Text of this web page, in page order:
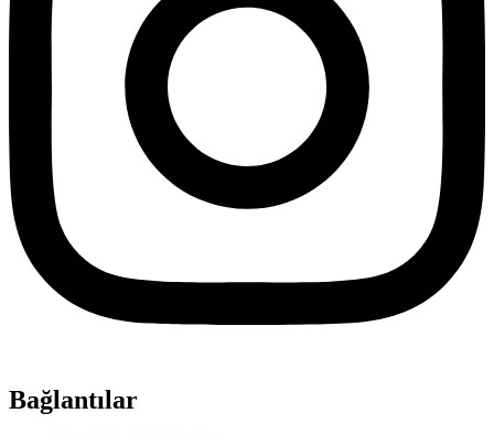
Bağlantılar